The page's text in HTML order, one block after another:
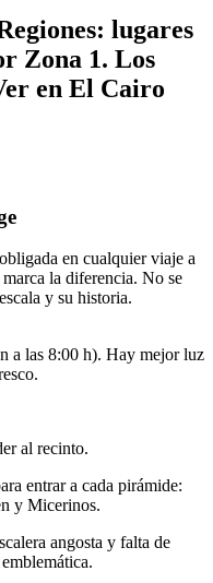
lugares
Zona 1. Los
en El Cairo
en cualquier viaje a
la diferencia. No se
y su historia.
a las 8:00 h). Hay mejor luz
al recinto.
entrar a cada pirámide:
y Micerinos.
angosta y falta de